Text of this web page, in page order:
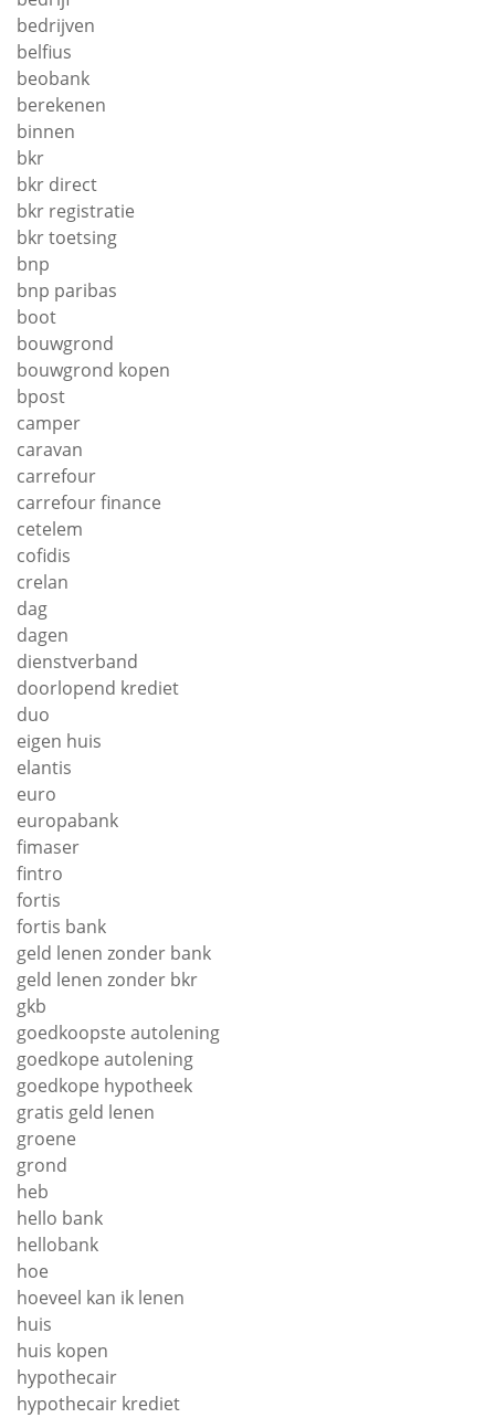
bedrijven
belfius
beobank
berekenen
binnen
bkr
bkr direct
bkr registratie
bkr toetsing
bnp
bnp paribas
boot
bouwgrond
bouwgrond kopen
bpost
camper
caravan
carrefour
carrefour finance
cetelem
cofidis
crelan
dag
dagen
dienstverband
doorlopend krediet
duo
eigen huis
elantis
euro
europabank
fimaser
fintro
fortis
fortis bank
geld lenen zonder bank
geld lenen zonder bkr
gkb
goedkoopste autolening
goedkope autolening
goedkope hypotheek
gratis geld lenen
groene
grond
heb
hello bank
hellobank
hoe
hoeveel kan ik lenen
huis
huis kopen
hypothecair
hypothecair krediet